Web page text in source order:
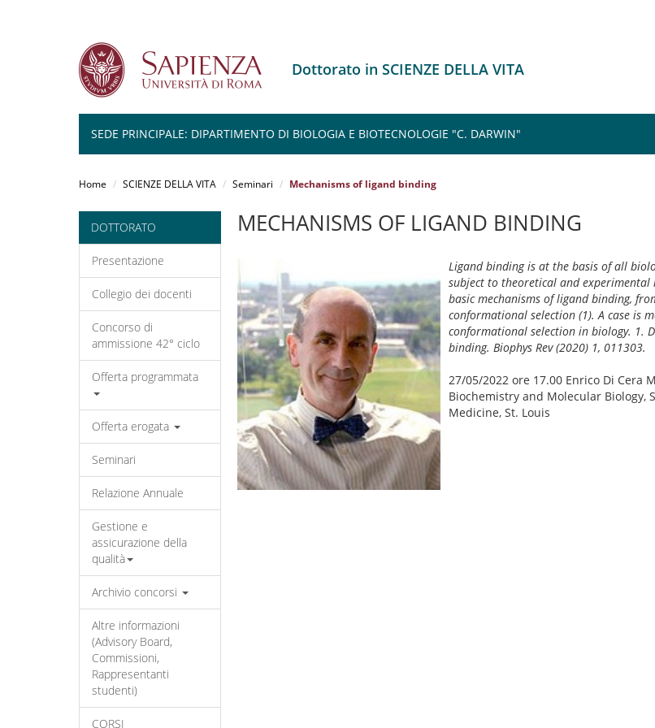
Dottorato in SCIENZE DELLA VITA
SEDE PRINCIPALE: DIPARTIMENTO DI BIOLOGIA E BIOTECNOLOGIE "C. DARWIN"
Home SCIENZE DELLA VITA Seminari Mechanisms of ligand binding
DOTTORATO
Presentazione
Collegio dei docenti
Concorso di
ammissione 42° ciclo
Offerta programmata
Offerta erogata
Seminari
Relazione Annuale
Gestione e
assicurazione della
qualità
Archivio concorsi
Altre informazioni
(Advisory Board,
Commissioni,
Rappresentanti
studenti)
CORSI
MECHANISMS OF LIGAND BINDING
Ligand binding is at the basis of all
subject to theoretical and experimental
basic mechanisms of ligand binding,
conformational selection (1). A case is
conformational selection in biology. 1.
binding. Biophys Rev (2020) 1, 011303.
27/05/2022 ore 17.00 Enrico Di Cera
Biochemistry and Molecular Biology,
Medicine, St. Louis